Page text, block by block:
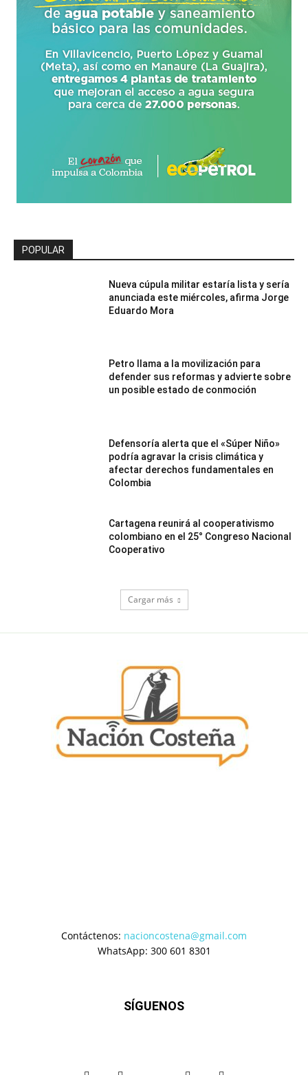
POPULAR
Nueva cúpula militar estaría lista y sería
anunciada este miércoles, afirma Jorge
Eduardo Mora
Petro llama a la movilización para
defender sus reformas y advierte sobre
un posible estado de conmoción
Defensoría alerta que el «Súper Niño»
podría agravar la crisis climática y
afectar derechos fundamentales en
Colombia
Cartagena reunirá al cooperativismo
colombiano en el 25° Congreso Nacional
Cooperativo
Cargar más
Contáctenos: nacioncostena@gmail.com
WhatsApp: 300 601 8301
SÍGUENOS